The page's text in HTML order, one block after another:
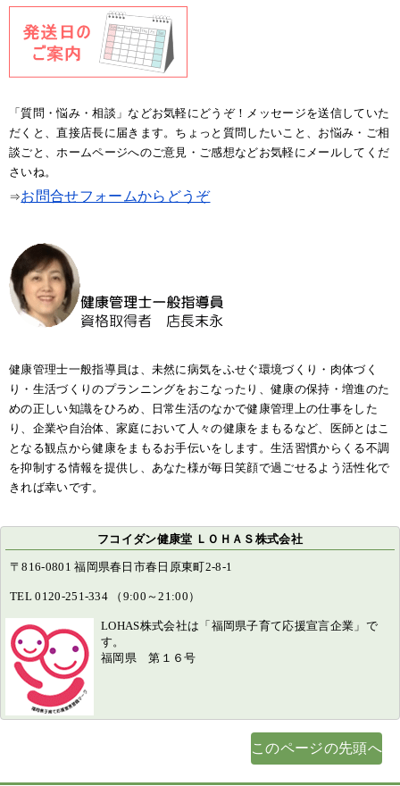
このページの先頭へ
「質問・悩み・相談」などお気軽にどうぞ！メッセージを送信していた
だくと、直接店長に届きます。ちょっと質問したいこと、お悩み・ご相
談ごと、ホームページへのご意見・ご感想などお気軽にメールしてくだ
さいね。
⇒お問合せフォームからどうぞ
健康管理士一般指導員は、未然に病気をふせぐ環境づくり・肉体づく
り・生活づくりのプランニングをおこなったり、健康の保持・増進のた
めの正しい知識をひろめ、日常生活のなかで健康管理上の仕事をした
り、企業や自治体、家庭において人々の健康をまもるなど、医師とはこ
となる観点から健康をまもるお手伝いをします。生活習慣からくる不調
を抑制する情報を提供し、あなた様が毎日笑顔で過ごせるよう活性化で
きれば幸いです。
フコイダン健康堂 ＬＯＨＡＳ株式会社
〒816-0801 福岡県春日市春日原東町2-8-1
TEL 0120-251-334 （9:00～21:00）
LOHAS株式会社は「福岡県子育て応援宣言企業」で
す。
福岡県 第１６号